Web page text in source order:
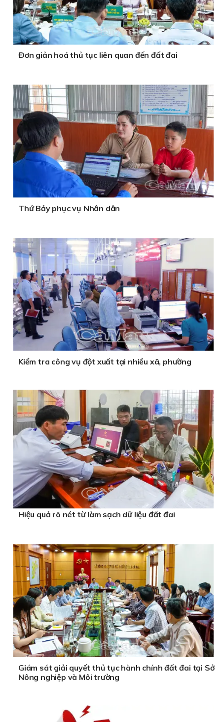
Ðơn giản hoá thủ tục liên quan đến đất đai
Thứ Bảy phục vụ Nhân dân
Kiểm tra công vụ đột xuất tại nhiều xã, phường
Hiệu quả rõ nét từ làm sạch dữ liệu đất đai
Giám sát giải quyết thủ tục hành chính đất đai tại Sở
Nông nghiệp và Môi trường